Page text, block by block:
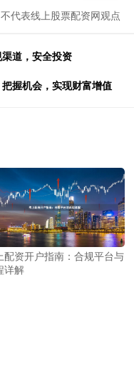
代表线上股票配资网观点
道，安全投资
握机会，实现财富增值
配资开户指南：合规平台与
详解